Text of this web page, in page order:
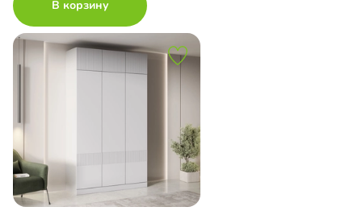
В корзину